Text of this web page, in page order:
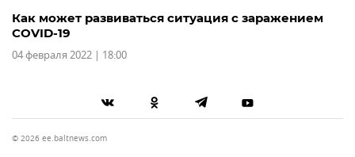
Как может развиваться ситуация с заражением
COVID-19
04 февраля 2022 | 18:00
© 2026 ee.baltnews.com